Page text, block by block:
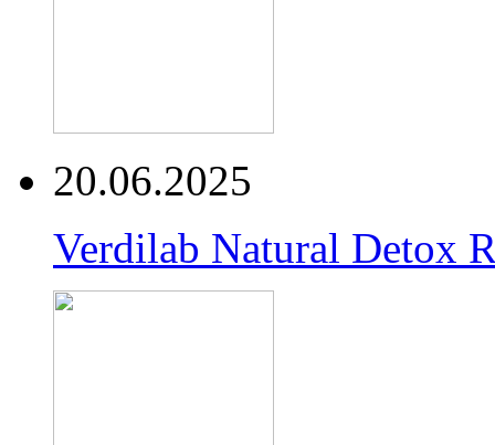
20.06.2025
Verdilab Natural Detox